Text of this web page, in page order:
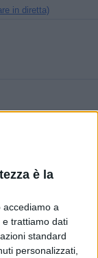
è la
accediamo a
e trattiamo dati
standard
personalizzati,
in diretta)